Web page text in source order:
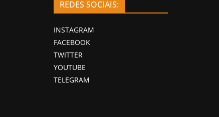
REDES SOCIAIS:
INSTAGRAM
FACEBOOK
TWITTER
YOUTUBE
TELEGRAM